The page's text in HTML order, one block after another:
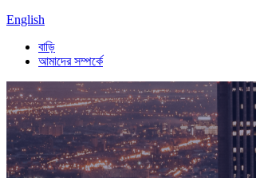
English
বাড়ি
আমাদের সম্পর্কে